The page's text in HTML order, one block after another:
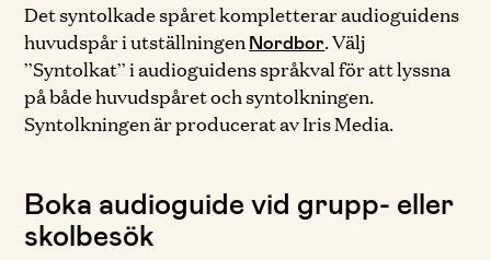
Det syntolkade spåret kompletterar audioguidens
huvudspår i utställningen Nordbor. Välj
”Syntolkat” i audioguidens språkval för att lyssna
på både huvudspåret och syntolkningen.
Syntolkningen är producerat av Iris Media.
Boka audioguide vid grupp- eller
skolbesök